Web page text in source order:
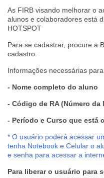
As FIRB visando melhorar o
alunos e colaboradores está
HOTSPOT
Para se cadastrar, procure a
cadastro.
Informações necessárias
- Nome completo do aluno
- Código de RA (Número da
- Período e Curso que está
* O usuário poderá acessar
tenha Notebook e Celular o
e senha para acessar a
Para liberar o usuário para